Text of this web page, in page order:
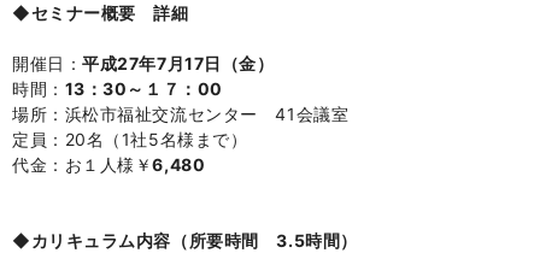
◆セミナー概要 詳細
開催日：平成27年7月17日（金）
時間： 13：30～１７：00
場所：浜松市福祉交流センター 41会議室
定員：20名（1社5名様まで）
代金：お１人様￥6,480
◆カリキュラム内容（所要時間 3.5時間）